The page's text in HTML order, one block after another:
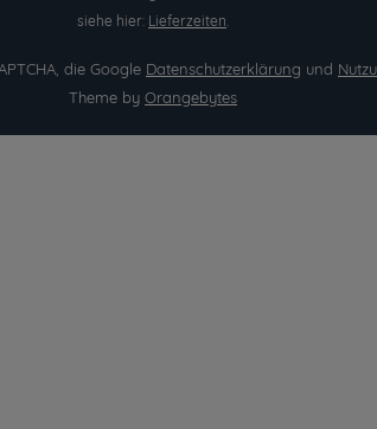
siehe hier: Lieferzeiten.
die Google Datenschutzerklärung und
Theme by Orangebytes